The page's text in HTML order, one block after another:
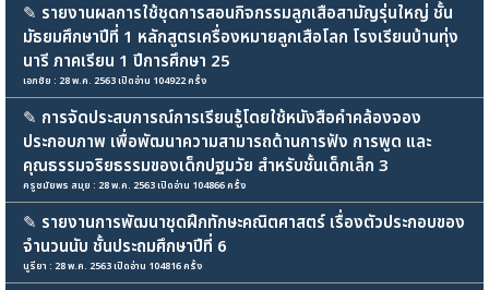
✎ รายงานผลการใช้ชุดการสอนกิจกรรมลูกเสือสามัญรุ่นใหญ่ ชั้น
มัธยมศึกษาปีที่ 1 หลักสูตรเครื่องหมายลูกเสือโลก โรงเรียนบ้านทุ่ง
นารี ภาคเรียน 1 ปีการศึกษา 25
เอกชัย : 28 พ.ค. 2563 เปิดอ่าน 104922 ครั้ง
✎ การจัดประสบการณ์การเรียนรู้โดยใช้หนังสือคำคล้องจอง
ประกอบภาพ เพื่อพัฒนาความสามารถด้านการฟัง การพูด และ
คุณธรรมจริยธรรมของเด็กปฐมวัย สำหรับชั้นเด็กเล็ก 3
ครูชมัยพร สมุย : 28 พ.ค. 2563 เปิดอ่าน 104866 ครั้ง
✎ รายงานการพัฒนาชุดฝึกทักษะคณิตศาสตร์ เรื่องตัวประกอบของ
จำนวนนับ ชั้นประถมศึกษาปีที่ 6
นูรียา : 28 พ.ค. 2563 เปิดอ่าน 104816 ครั้ง